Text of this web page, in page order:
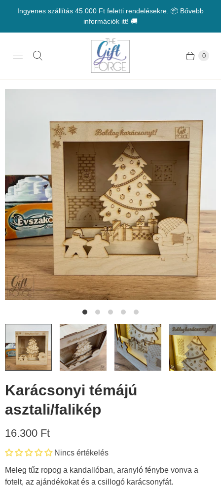
Ingyenes szállítás 45.000 Ft feletti rendelésekre. 📦 Bővebb
információk itt! 🚚
0
Karácsonyi témájú
asztali/falikép
16.300 Ft​
Nincs értékelés
Meleg tűz ropog a kandallóban, aranyló fénybe vonva a
fotelt, az ajándékokat és a csillogó karácsonyfát.